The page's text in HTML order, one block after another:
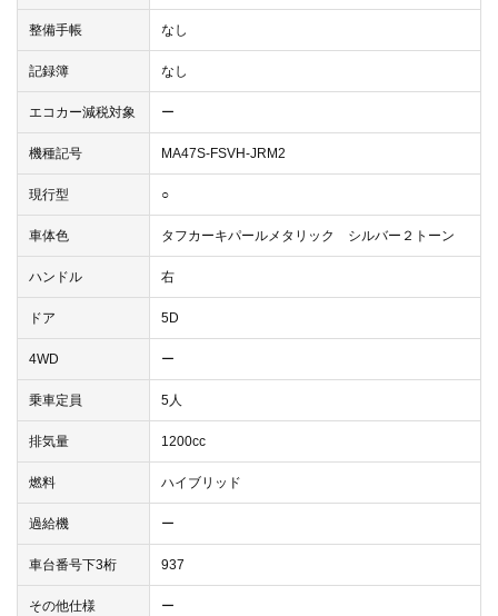
整備手帳 なし
記録簿 なし
エコカー減税対象 ー
機種記号 MA47S-FSVH-JRM2
現行型 ○
車体色 タフカーキパールメタリック シルバー２トーン
ハンドル 右
ドア 5D
4WD ー
乗車定員 5人
排気量 1200cc
燃料 ハイブリッド
過給機 ー
車台番号下3桁 937
その他仕様 ー